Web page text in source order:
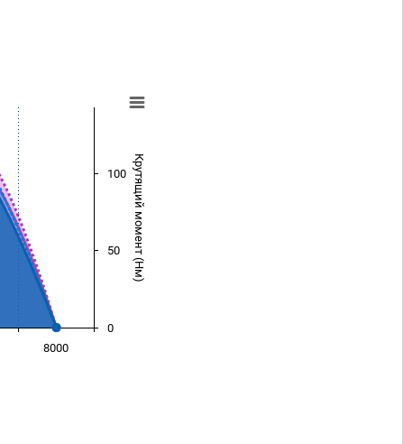
Крутящий момент (Нм)
8000
0
50
100